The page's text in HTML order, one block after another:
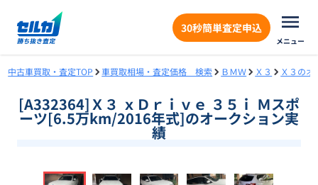
30秒簡単査定申込
メニュー
中古車買取・査定TOP 車買取相場・査定価格 検索 ＢＭＷ Ｘ３ Ｘ３の
[A332364]Ｘ３ ｘＤｒｉｖｅ ３５ｉ Ｍスポ
ーツ[6.5万km/2016年式]のオークション実
績
1/18